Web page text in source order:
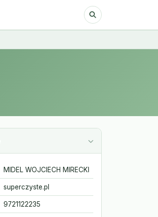
MIDEL WOJCIECH MIRECKI
superczyste.pl
9721122235